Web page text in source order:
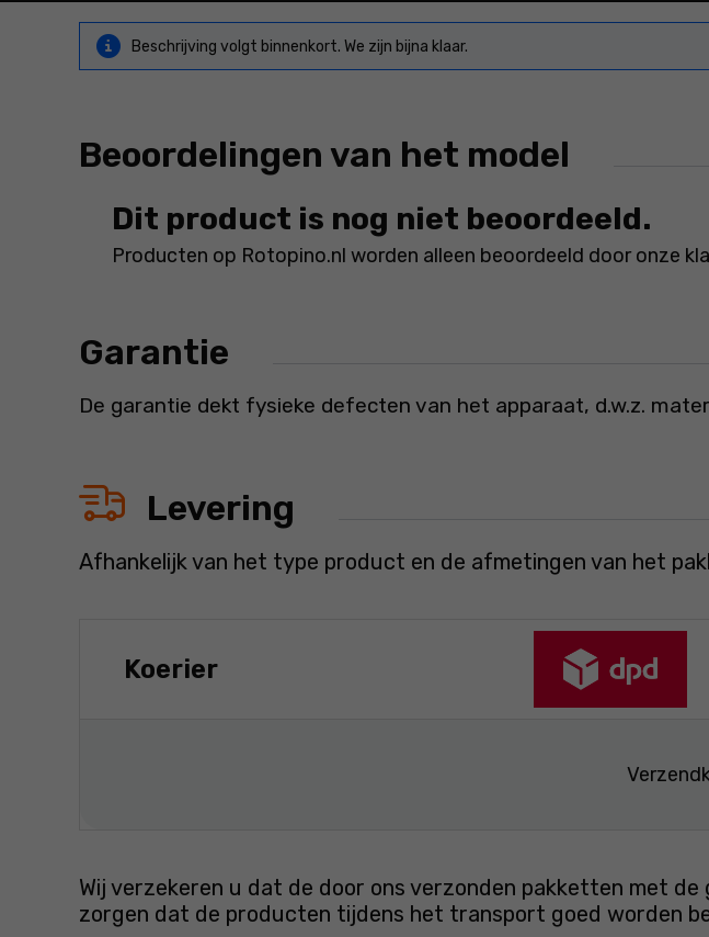
Beschrijving volgt binnenkort. We zijn bijna klaar.
Beoordelingen van het model
Dit product is nog niet beoordeeld.
Producten op Rotopino.nl worden alleen beoordeeld door onze
Garantie
De garantie dekt fysieke defecten van het apparaat, d.w.z.
Levering
Afhankelijk van het type product en de afmetingen van het
Koerier
Wij verzekeren u dat de door ons verzonden pakketten met
zorgen dat de producten tijdens het transport goed worden